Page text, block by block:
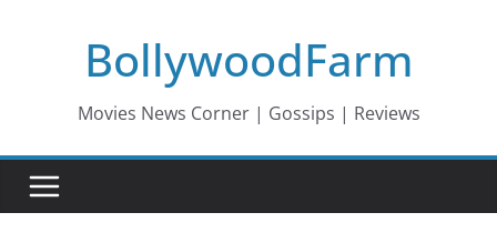
BollywoodFarm
Movies News Corner | Gossips | Reviews